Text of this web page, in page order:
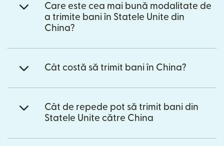
Care este cea mai bună modalitate de
a trimite bani în Statele Unite din
China?
Cât costă să trimit bani în China?
Cât de repede pot să trimit bani din
Statele Unite către China